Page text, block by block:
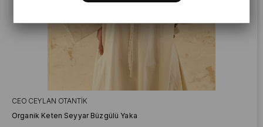
CEO CEYLAN OTANTIK
Organik Keten Seyyar Büzgülü Yaka